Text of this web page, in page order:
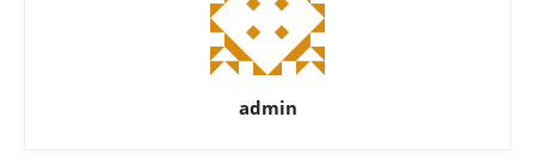
admin